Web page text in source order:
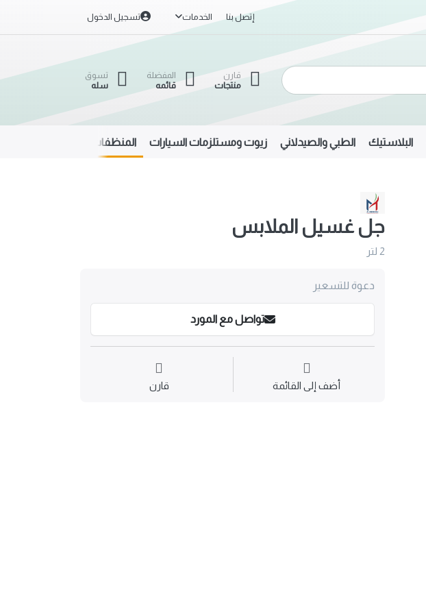
إتصل بنا الخدمات تسجيل الدخول
قارن
منتجات
المفضلة
قائمه
تسوق
سله
البلاستيك الطبي والصيدلاني زيوت ومستلزمات السيارات المنظفات
جل غسيل الملابس
2 لتر
دعوة للتسعير
تواصل مع المورد
أضف إلى القائمة قارن